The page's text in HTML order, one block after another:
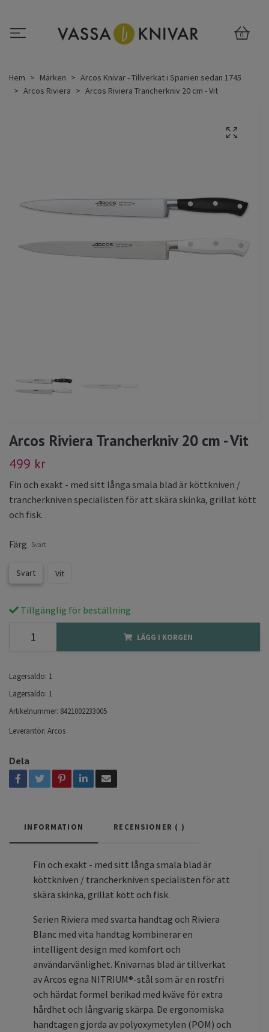
0
Hem Märken
Arcos Knivar - Tillverkat i Spanien sedan 1745
Arcos Riviera
Arcos Riviera Trancherkniv 20 cm - Vit
Arcos Riviera Trancherkniv 20 cm - Vit
499 kr
Fin och exakt - med sitt långa smala blad är köttkniven /
trancherkniven specialisten för att skära skinka, grillat kött
och fisk.
Färg Svart
Svart Vit
Tillgänglig för beställning
LÄGG I KORGEN
Lagersaldo: 1
Lagersaldo: 1
Artikelnummer: 8421002233005
Leverantör: Arcos
Dela
INFORMATION RECENSIONER ( )
Fin och exakt - med sitt långa smala blad är
köttkniven / trancherkniven specialisten för att
skära skinka, grillat kött och fisk.
Serien Riviera med svarta handtag och Riviera
Blanc med vita handtag kombinerar en
intelligent design med komfort och
användarvänlighet. Knivarnas blad är tillverkat
av Arcos egna NITRIUM®-stål som är en rostfri
och härdat formel berikad med kväve för extra
hårdhet och långvarig skärpa. De ergonomiska
handtagen gjorda av polyoxymetylen (POM) och